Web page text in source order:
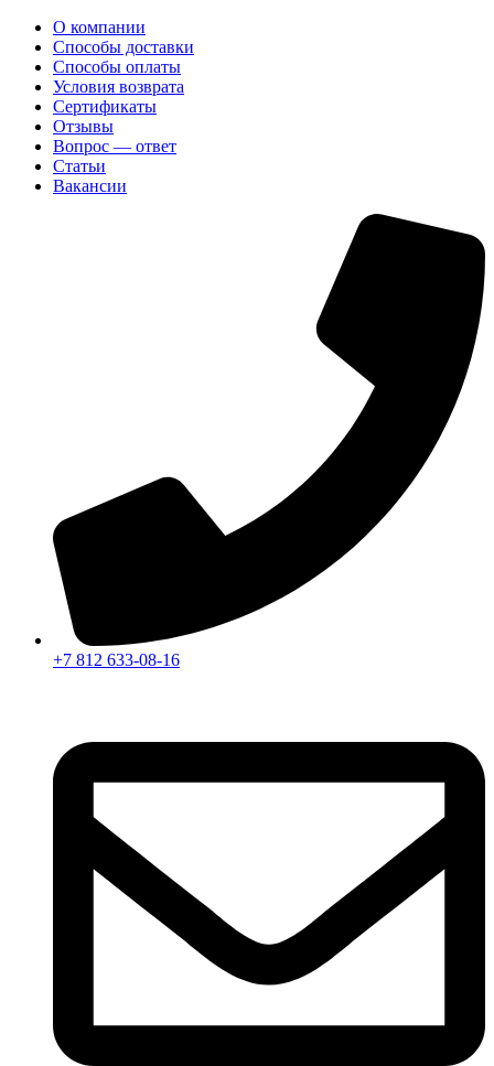
О компании
Способы доставки
Способы оплаты
Условия возврата
Сертификаты
Отзывы
Вопрос — ответ
Статьи
Вакансии
+7 812 633-08-16